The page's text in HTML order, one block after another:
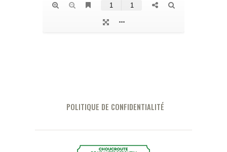
POLITIQUE DE CONFIDENTIALITÉ